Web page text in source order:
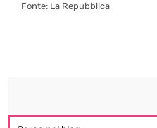
Fonte: La Repubblica